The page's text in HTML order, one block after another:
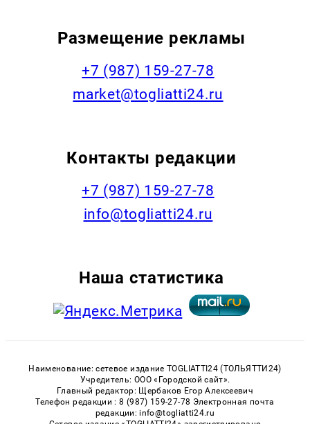
Размещение рекламы
+7 (987) 159-27-78
market@togliatti24.ru
Контакты редакции
+7 (987) 159-27-78
info@togliatti24.ru
Наша статистика
Наименование: сетевое издание TOGLIATTI24 (ТОЛЬЯТТИ24)
Учредитель: ООО «Городской сайт».
Главный редактор: Щербаков Егор Алексеевич
Телефон редакции : 8 (987) 159-27-78 Электронная почта
редакции: info@togliatti24.ru